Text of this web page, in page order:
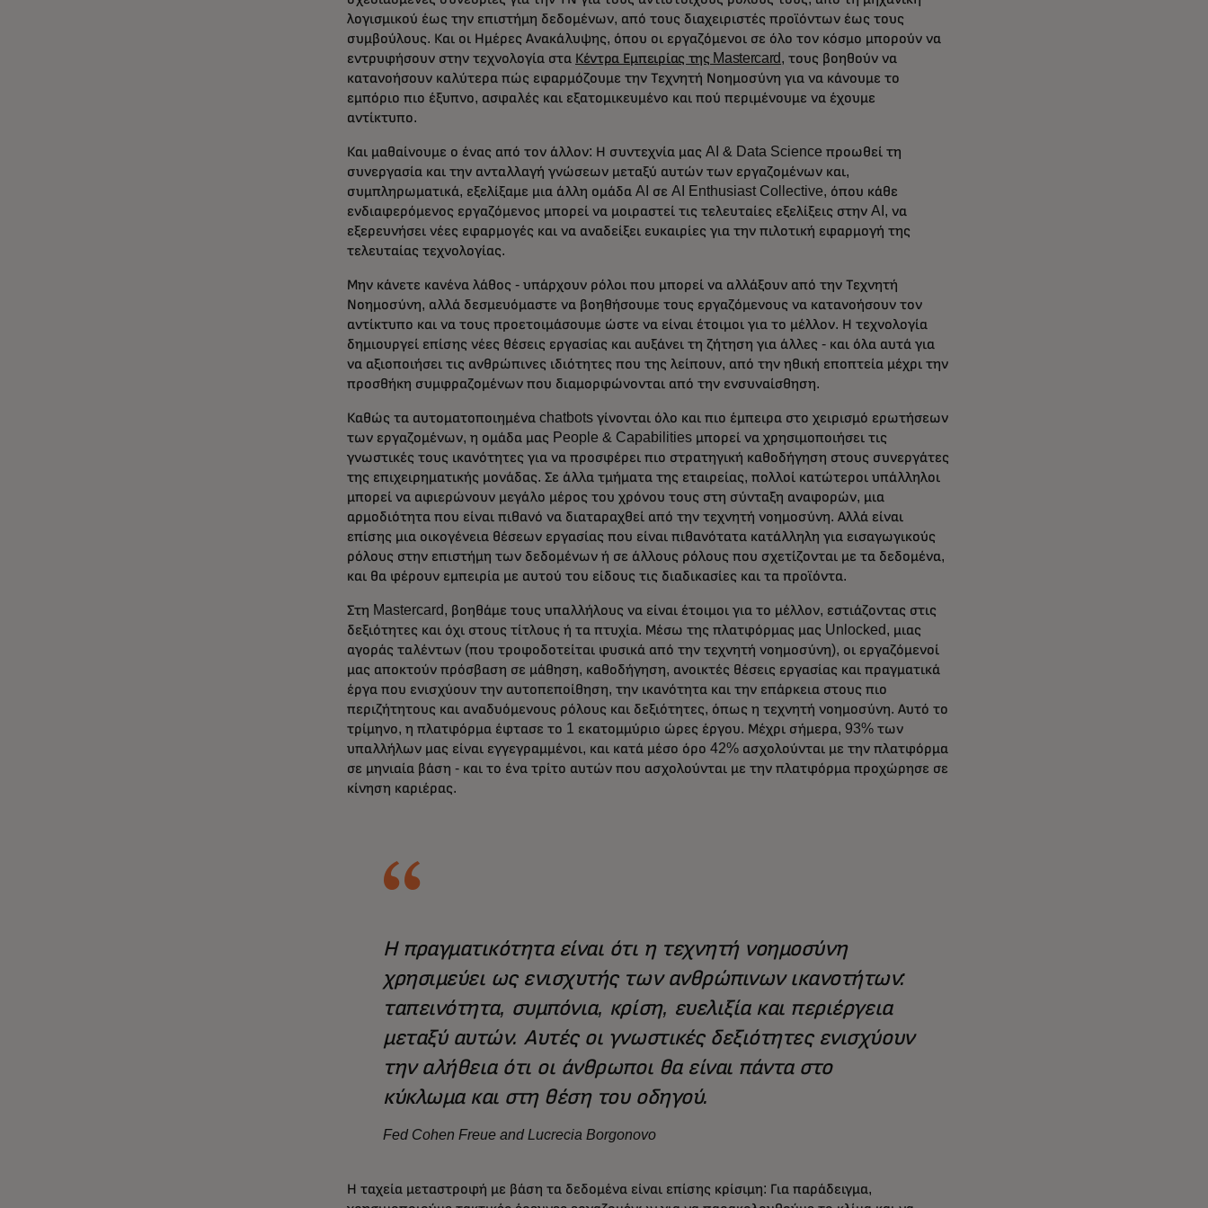
λογισμικού έως την επιστήμη δεδομένων, από τους διαχειριστές προϊόντων έως τους
συμβούλους. Και οι Ημέρες Ανακάλυψης, όπου οι εργαζόμενοι σε όλο τον κόσμο μπορούν να
εντρυφήσουν στην τεχνολογία στα Κέντρα Εμπειρίας της Mastercard, τους βοηθούν να
κατανοήσουν καλύτερα πώς εφαρμόζουμε την Τεχνητή Νοημοσύνη για να κάνουμε το
εμπόριο πιο έξυπνο, ασφαλές και εξατομικευμένο και πού περιμένουμε να έχουμε
αντίκτυπο.
Και μαθαίνουμε ο ένας από τον άλλον: Η συντεχνία μας AI & Data Science προωθεί τη
συνεργασία και την ανταλλαγή γνώσεων μεταξύ αυτών των εργαζομένων και,
συμπληρωματικά, εξελίξαμε μια άλλη ομάδα AI σε AI Enthusiast Collective, όπου κάθε
ενδιαφερόμενος εργαζόμενος μπορεί να μοιραστεί τις τελευταίες εξελίξεις στην AI, να
εξερευνήσει νέες εφαρμογές και να αναδείξει ευκαιρίες για την πιλοτική εφαρμογή της
τελευταίας τεχνολογίας.
Μην κάνετε κανένα λάθος - υπάρχουν ρόλοι που μπορεί να αλλάξουν από την Τεχνητή
Νοημοσύνη, αλλά δεσμευόμαστε να βοηθήσουμε τους εργαζόμενους να κατανοήσουν τον
αντίκτυπο και να τους προετοιμάσουμε ώστε να είναι έτοιμοι για το μέλλον. Η τεχνολογία
δημιουργεί επίσης νέες θέσεις εργασίας και αυξάνει τη ζήτηση για άλλες - και όλα αυτά για
να αξιοποιήσει τις ανθρώπινες ιδιότητες που της λείπουν, από την ηθική εποπτεία μέχρι την
προσθήκη συμφραζομένων που διαμορφώνονται από την ενσυναίσθηση.
Καθώς τα αυτοματοποιημένα chatbots γίνονται όλο και πιο έμπειρα στο χειρισμό ερωτήσεων
των εργαζομένων, η ομάδα μας People & Capabilities μπορεί να χρησιμοποιήσει τις
γνωστικές τους ικανότητες για να προσφέρει πιο στρατηγική καθοδήγηση στους συνεργάτες
της επιχειρηματικής μονάδας. Σε άλλα τμήματα της εταιρείας, πολλοί κατώτεροι υπάλληλοι
μπορεί να αφιερώνουν μεγάλο μέρος του χρόνου τους στη σύνταξη αναφορών, μια
αρμοδιότητα που είναι πιθανό να διαταραχθεί από την τεχνητή νοημοσύνη. Αλλά είναι
επίσης μια οικογένεια θέσεων εργασίας που είναι πιθανότατα κατάλληλη για εισαγωγικούς
ρόλους στην επιστήμη των δεδομένων ή σε άλλους ρόλους που σχετίζονται με τα δεδομένα,
και θα φέρουν εμπειρία με αυτού του είδους τις διαδικασίες και τα προϊόντα.
Στη Mastercard, βοηθάμε τους υπαλλήλους να είναι έτοιμοι για το μέλλον, εστιάζοντας στις
δεξιότητες και όχι στους τίτλους ή τα πτυχία. Μέσω της πλατφόρμας μας Unlocked, μιας
αγοράς ταλέντων (που τροφοδοτείται φυσικά από την τεχνητή νοημοσύνη), οι εργαζόμενοί
μας αποκτούν πρόσβαση σε μάθηση, καθοδήγηση, ανοικτές θέσεις εργασίας και πραγματικά
έργα που ενισχύουν την αυτοπεποίθηση, την ικανότητα και την επάρκεια στους πιο
περιζήτητους και αναδυόμενους ρόλους και δεξιότητες, όπως η τεχνητή νοημοσύνη. Αυτό το
τρίμηνο, η πλατφόρμα έφτασε το 1 εκατομμύριο ώρες έργου. Μέχρι σήμερα, 93% των
υπαλλήλων μας είναι εγγεγραμμένοι, και κατά μέσο όρο 42% ασχολούνται με την πλατφόρμα
σε μηνιαία βάση - και το ένα τρίτο αυτών που ασχολούνται με την πλατφόρμα προχώρησε σε
κίνηση καριέρας.
Η πραγματικότητα είναι ότι η τεχνητή νοημοσύνη
χρησιμεύει ως ενισχυτής των ανθρώπινων ικανοτήτων:
ταπεινότητα, συμπόνια, κρίση, ευελιξία και περιέργεια
μεταξύ αυτών. Αυτές οι γνωστικές δεξιότητες ενισχύουν
την αλήθεια ότι οι άνθρωποι θα είναι πάντα στο
κύκλωμα και στη θέση του οδηγού.
Fed Cohen Freue and Lucrecia Borgonovo
Η ταχεία μεταστροφή με βάση τα δεδομένα είναι επίσης κρίσιμη: Για παράδειγμα,